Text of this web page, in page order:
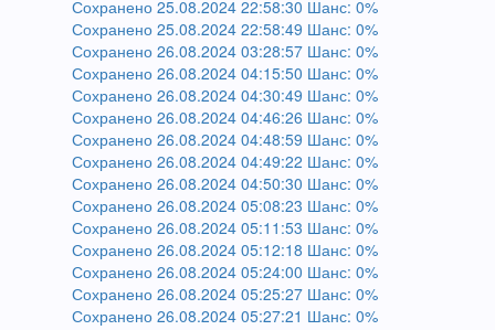
Сохранено 25.08.2024 22:58:30 Шанс: 0%
Сохранено 25.08.2024 22:58:49 Шанс: 0%
Сохранено 26.08.2024 03:28:57 Шанс: 0%
Сохранено 26.08.2024 04:15:50 Шанс: 0%
Сохранено 26.08.2024 04:30:49 Шанс: 0%
Сохранено 26.08.2024 04:46:26 Шанс: 0%
Сохранено 26.08.2024 04:48:59 Шанс: 0%
Сохранено 26.08.2024 04:49:22 Шанс: 0%
Сохранено 26.08.2024 04:50:30 Шанс: 0%
Сохранено 26.08.2024 05:08:23 Шанс: 0%
Сохранено 26.08.2024 05:11:53 Шанс: 0%
Сохранено 26.08.2024 05:12:18 Шанс: 0%
Сохранено 26.08.2024 05:24:00 Шанс: 0%
Сохранено 26.08.2024 05:25:27 Шанс: 0%
Сохранено 26.08.2024 05:27:21 Шанс: 0%